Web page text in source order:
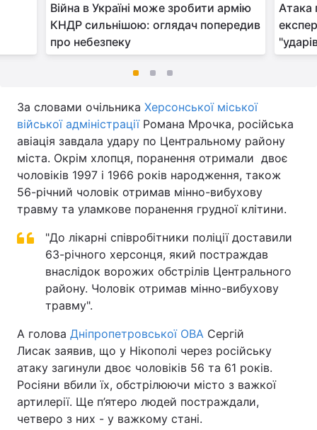
Війна в Україні може зробити армію
КНДР сильнішою: оглядач попередив
про небезпеку
Атака
За словами очільника Херсонської міської
війської адміністраціїРомана Мрочка, російська
авіація завдала удару по Центральному району
міста. Окрім хлопця, поранення отримали двоє
чоловіків 1997 і 1966 років народження, також
56-річний чоловік отримав мінно-вибухову
травму та уламкове поранення грудної клітини.
"До лікарні співробітники поліції доставили
63-річного херсонця, який постраждав
внаслідок ворожих обстрілів Центрального
району. Чоловік отримав мінно-вибухову
травму".
А голова Дніпропетровської ОВА Сергій
Лисак заявив, що у Нікополі через російську
атаку загинули двоє чоловіків 56 та 61 років.
Росіяни вбили їх, обстрілюючи місто з важкої
артилерії. Ще п’ятеро людей постраждали,
четверо з них - у важкому стані.